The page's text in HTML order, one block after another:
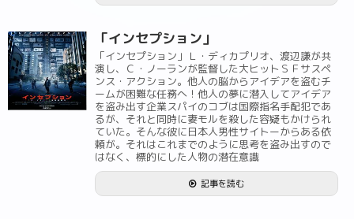
「インセプション」
「インセプション」Ｌ・ディカプリオ、渡辺謙が共
演し、Ｃ・ノーランが監督した大ヒットＳＦサスペ
ンス・アクション。他人の脳からアイデアを盗むチ
ームが困難な任務へ！他人の夢に潜入してアイデア
を盗み出す企業スパイのコブは国際指名手配犯であ
るが、それと同時に妻モルを殺した容疑もかけられ
ていた。そんな彼に日本人男性サイトーからある依
頼が。それはこれまでのように思考を盗み出すので
はなく、標的にした人物の潜在意識
記事を読む